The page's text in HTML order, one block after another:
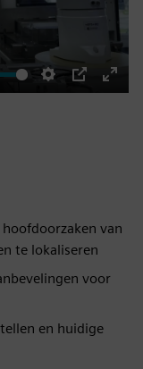
Settings
PIP
Enter
van
te lokaliseren
voor
en huidige